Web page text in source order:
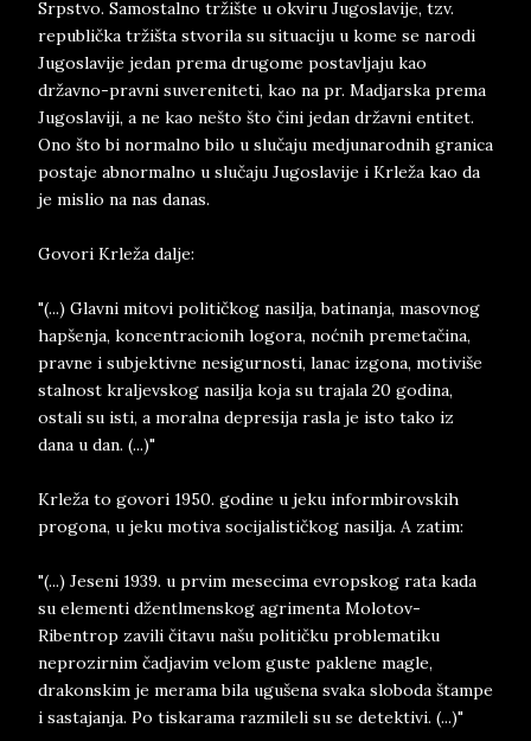
Srpstvo. Samostalno tržište u okviru Jugoslavije, tzv.
republička tržišta stvorila su situaciju u kome se narodi
Jugoslavije jedan prema drugome postavljaju kao
državno-pravni suvereniteti, kao na pr. Madjarska prema
Jugoslaviji, a ne kao nešto što čini jedan državni entitet.
Ono što bi normalno bilo u slučaju medjunarodnih granica
postaje abnormalno u slučaju Jugoslavije i Krleža kao da
je mislio na nas danas.
Govori Krleža dalje:
"(...) Glavni mitovi političkog nasilja, batinanja, masovnog
hapšenja, koncentracionih logora, noćnih premetačina,
pravne i subjektivne nesigurnosti, lanac izgona, motiviše
stalnost kraljevskog nasilja koja su trajala 20 godina,
ostali su isti, a moralna depresija rasla je isto tako iz
dana u dan. (...)"
Krleža to govori 1950. godine u jeku informbirovskih
progona, u jeku motiva socijalističkog nasilja. A zatim:
"(...) Jeseni 1939. u prvim mesecima evropskog rata kada
su elementi džentlmenskog agrimenta Molotov-
Ribentrop zavili čitavu našu političku problematiku
neprozirnim čadjavim velom guste paklene magle,
drakonskim je merama bila ugušena svaka sloboda štampe
i sastajanja. Po tiskarama razmileli su se detektivi. (...)"